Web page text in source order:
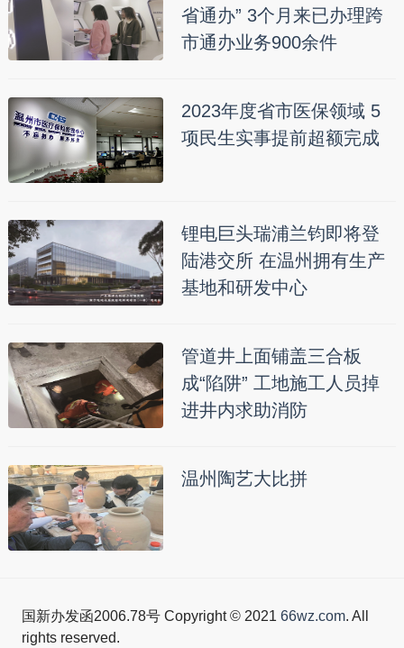
省通办” 3个月来已办理跨
市通办业务900余件
2023年度省市医保领域 5
项民生实事提前超额完成
锂电巨头瑞浦兰钧即将登
陆港交所 在温州拥有生产
基地和研发中心
管道井上面铺盖三合板
成“陷阱” 工地施工人员掉
进井内求助消防
温州陶艺大比拼
国新办发函2006.78号 Copyright © 2021 66wz.com. All
rights reserved.